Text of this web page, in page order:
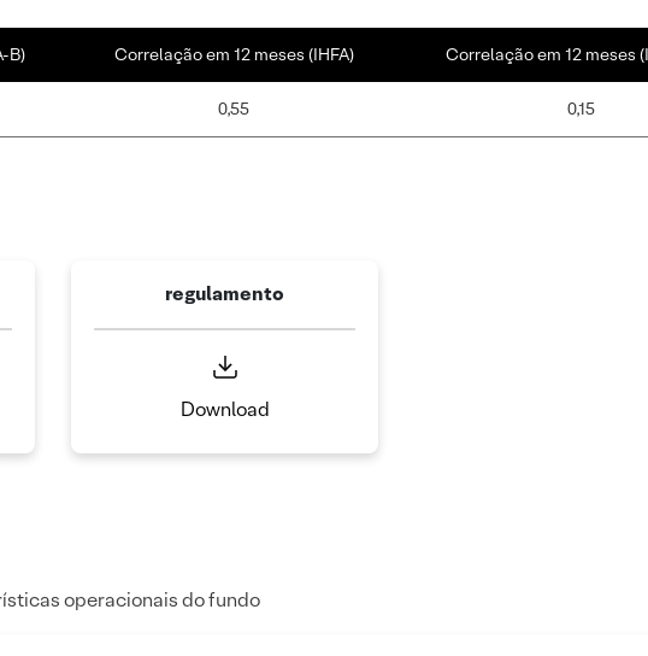
B) Correlação em 12 meses (IHFA) Correlação em 12 meses
0,55 0,15
regulamento
Download
operacionais do fundo